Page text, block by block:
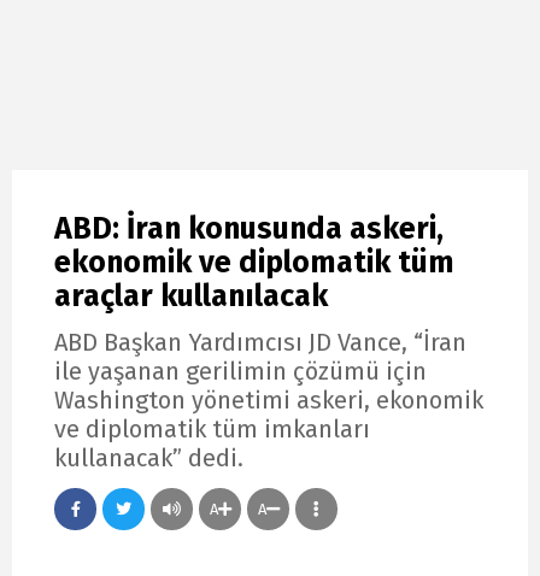
ABD: İran konusunda askeri,
ekonomik ve diplomatik tüm
araçlar kullanılacak
ABD Başkan Yardımcısı JD Vance, “İran
ile yaşanan gerilimin çözümü için
Washington yönetimi askeri, ekonomik
ve diplomatik tüm imkanları
kullanacak” dedi.
A A